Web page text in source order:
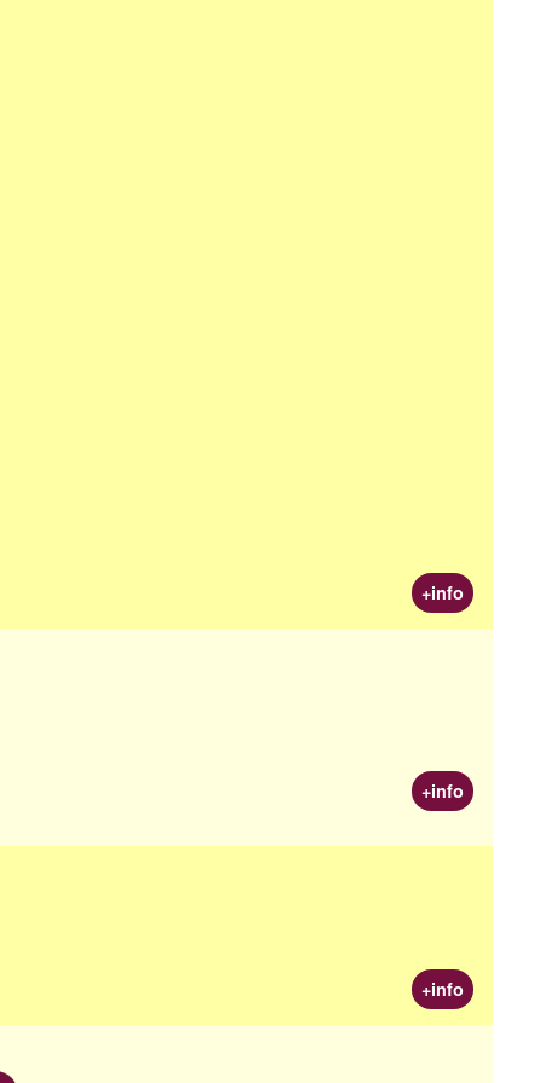
+info
+info
+info